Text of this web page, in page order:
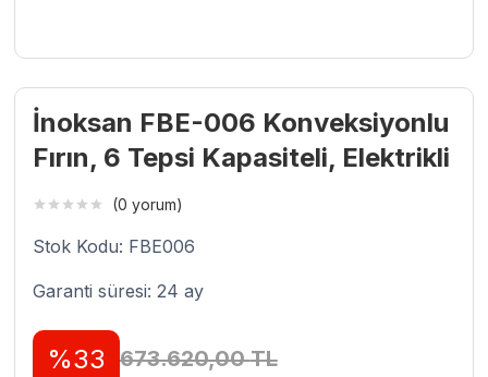
İnoksan FBE-006 Konveksiyonlu
Fırın, 6 Tepsi Kapasiteli, Elektrikli
(0 yorum)
Stok Kodu: FBE006
Garanti süresi: 24 ay
%33 673.620,00TL